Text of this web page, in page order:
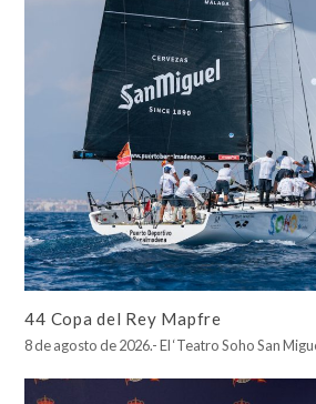
44 Copa del Rey Mapfre
8 de agosto de 2026.- El ‘Teatro Soho San